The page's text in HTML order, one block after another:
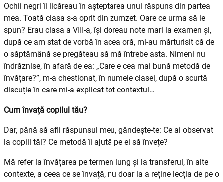
Ochii negri îi licăreau în așteptarea unui răspuns din partea
mea. Toată clasa s-a oprit din zumzet. Oare ce urma să le
spun? Erau clasa a VIII-a, își doreau note mari la examen și,
după ce am stat de vorbă în acea oră, mi-au mărturisit că de
o săptămână se pregăteau să mă întrebe asta. Nimeni nu
îndrăznise, în afară de ea: „Care e cea mai bună metodă de
învățare?”, m-a chestionat, în numele clasei, după o scurtă
discuție în care mi-a explicat tot contextul…
Cum învață copilul tău?
Dar, până să afli răspunsul meu, gândește-te: Ce ai observat
la copiii tăi? Ce metodă îi ajută pe ei să învețe?
Mă refer la învățarea pe termen lung și la transferul, în alte
contexte, a ceea ce se învață, nu doar la a reține lecția de pe o